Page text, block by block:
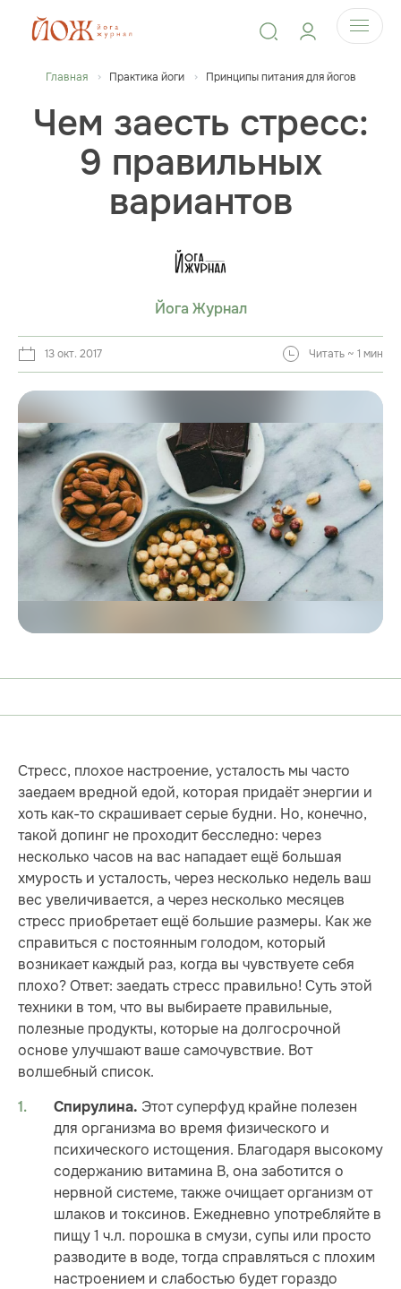
Главная Практика йоги Принципы питания для йогов
Чем заесть стресс:
9 правильных
вариантов
Йога Журнал
13 окт. 2017 Читать ~ 1 мин
Стресс, плохое настроение, усталость мы часто
заедаем вредной едой, которая придаёт энергии и
хоть как-то скрашивает серые будни. Но, конечно,
такой допинг не проходит бесследно: через
несколько часов на вас нападает ещё большая
хмурость и усталость, через несколько недель ваш
вес увеличивается, а через несколько месяцев
стресс приобретает ещё большие размеры. Как же
справиться с постоянным голодом, который
возникает каждый раз, когда вы чувствуете себя
плохо? Ответ: заедать стресс правильно! Суть этой
техники в том, что вы выбираете правильные,
полезные продукты, которые на долгосрочной
основе улучшают ваше самочувствие. Вот
волшебный список.
Спирулина. Этот суперфуд крайне полезен
для организма во время физического и
психического истощения. Благодаря высокому
содержанию витамина В, она заботится о
нервной системе, также очищает организм от
шлаков и токсинов. Ежедневно употребляйте в
пищу 1 ч.л. порошка в смузи, супы или просто
разводите в воде, тогда справляться с плохим
настроением и слабостью будет гораздо